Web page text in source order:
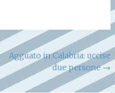
Agguato in Calabria: uccise
due persone→